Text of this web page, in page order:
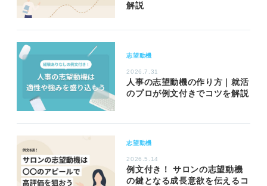
解説
志望動機
2026.7.31
人事の志望動機の作り方｜就活
のプロが例文付きでコツを解説
志望動機
2026.5.14
例文付き！ サロンの志望動機
の鍵となる成長意欲を伝えるコ